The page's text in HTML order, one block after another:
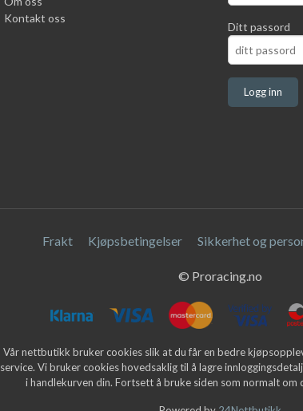
Kontakt oss
Ditt passord
Frakt Kjøpsbetingelser Sikkerhet og
© Proracing.no
Vår nettbutikk bruker cookies slik at du får en bedre
service. Vi bruker cookies hovedsaklig til å lagre
i handlekurven din. Fortsett å bruke siden som normalt om